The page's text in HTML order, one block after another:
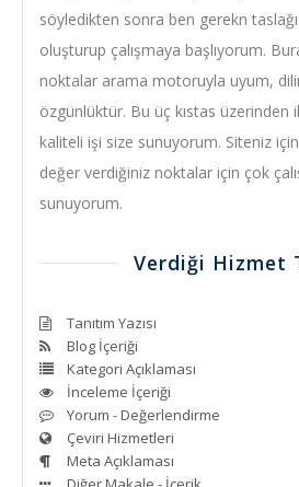
söyledikten sonra ben gerekn
oluşturup çalışmaya başlıyorum.
noktalar arama motoruyla uyum,
özgünlüktür. Bu üç kıstas üzerinden
kaliteli işi size sunuyorum. Siteniz
değer verdiğiniz noktalar için çok
sunuyorum.
Verdiği Hizmet
Tanıtım Yazısı
Blog İçeriği
Kategori Açıklaması
İnceleme İçeriği
Yorum - Değerlendirme
Çeviri Hizmetleri
Meta Açıklaması